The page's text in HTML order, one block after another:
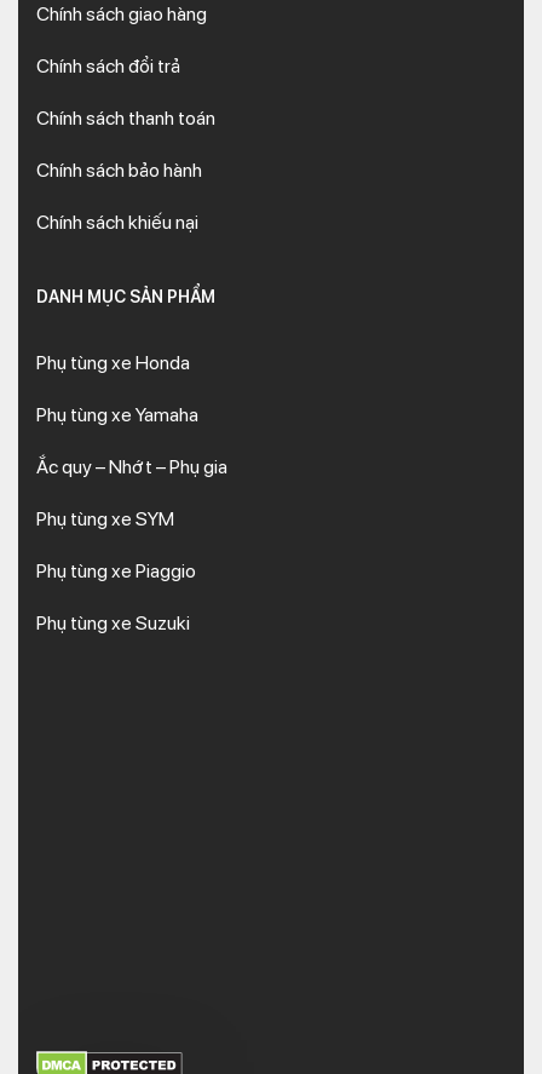
Chính sách giao hàng
Chính sách đổi trả
Chính sách thanh toán
Chính sách bảo hành
Chính sách khiếu nại
DANH MỤC SẢN PHẨM
Phụ tùng xe Honda
Phụ tùng xe Yamaha
Ắc quy – Nhớt – Phụ gia
Phụ tùng xe SYM
Phụ tùng xe Piaggio
Phụ tùng xe Suzuki